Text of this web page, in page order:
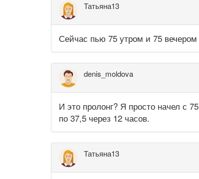
Татьяна13
Сейчас пью 75 утром и 75 вечером
denis_moldova
И это пролонг? Я просто начел с
по 37,5 через 12 часов.
Татьяна13